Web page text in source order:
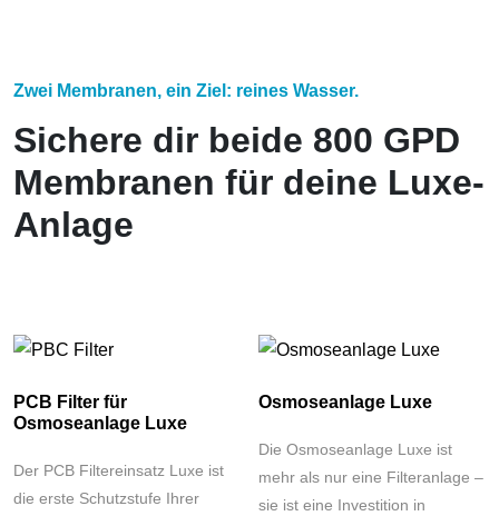
Zwei Membranen, ein Ziel: reines Wasser.
Sichere dir beide 800 GPD
Membranen für deine Luxe-
Anlage
PCB Filter für
Osmoseanlage Luxe
Der PCB Filtereinsatz Luxe ist
die erste Schutzstufe Ihrer
Osmoseanlage Luxe
Die Osmoseanlage Luxe ist
mehr als nur eine Filteranlage –
sie ist eine Investition in